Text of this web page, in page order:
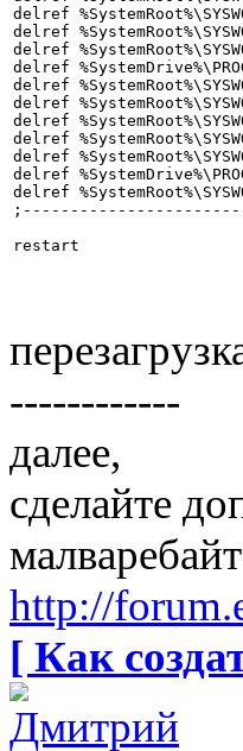
delref
delref
delref
delref
delref
delref
delref
delref
delref
delref
delref
------------
далее,
сделайте
малваребайт
http://
[ Как